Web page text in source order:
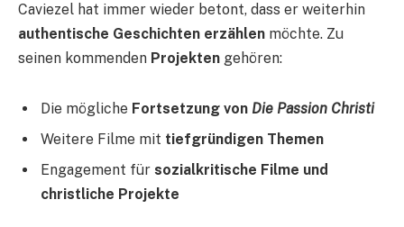
Caviezel hat immer wieder betont, dass er weiterhin
authentische Geschichten erzählen möchte. Zu
seinen kommenden Projekten gehören:
Die mögliche Fortsetzung von Die Passion Christi
Weitere Filme mit tiefgründigen Themen
Engagement für sozialkritische Filme und
christliche Projekte